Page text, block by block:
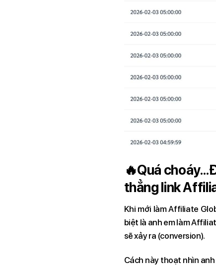
🔥Quá
thẳng link
Khi mới làm Affiliate
biệt là anh em làm
sẽ xảy ra (conversion).
Cách này thoạt nhìn